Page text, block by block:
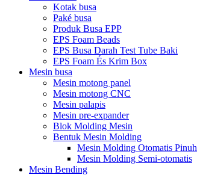
Kotak busa
Paké busa
Produk Busa EPP
EPS Foam Beads
EPS Busa Darah Test Tube Baki
EPS Foam És Krim Box
Mesin busa
Mesin motong panel
Mesin motong CNC
Mesin palapis
Mesin pre-expander
Blok Molding Mesin
Bentuk Mesin Molding
Mesin Molding Otomatis Pinuh
Mesin Molding Semi-otomatis
Mesin Bending